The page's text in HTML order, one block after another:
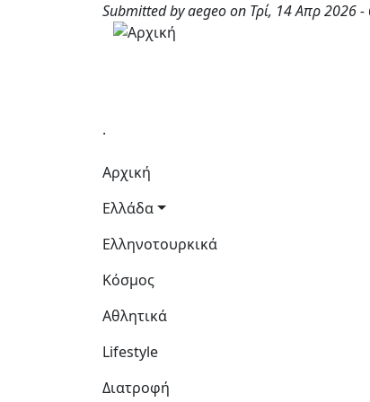
Παράκαμψη προς το κυρίως περιεχόμενο
Submitted byaegeoon Τρί, 14 Απρ 2026 -
.
Κεντρική πλοήγηση
Αρχική
Ελλάδα
Ελληνοτουρκικά
Κόσμος
Αθλητικά
Lifestyle
Διατροφή